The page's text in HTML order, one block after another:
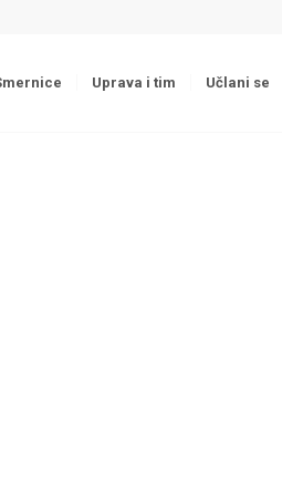
Uprava i tim Učlani se